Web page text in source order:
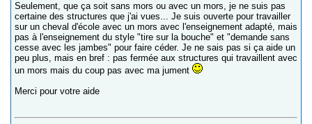
Seulement, que ça soit sans mors ou avec un mors, je ne suis pas
certaine des structures que j'ai vues... Je suis ouverte pour travailler
sur un cheval d'école avec un mors avec l'enseignement adapté, mais
pas à l'enseignement du style "tire sur la bouche" et "demande sans
cesse avec les jambes" pour faire céder. Je ne sais pas si ça aide un
peu plus, mais en bref : pas fermée aux structures qui travaillent avec
un mors mais du coup pas avec ma jument
Merci pour votre aide